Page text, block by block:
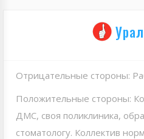
Отрицательные стороны:
Положительные стороны:
ДМС, своя поликлиника,
стоматологу. Коллектив